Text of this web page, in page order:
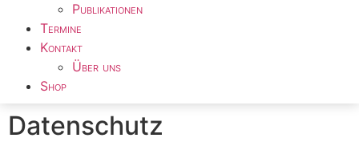
Publikationen
Termine
Kontakt
Über uns
Shop
Datenschutz